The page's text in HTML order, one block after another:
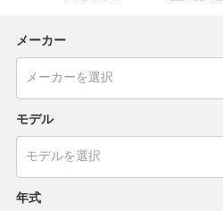
メーカー
モデル
年式